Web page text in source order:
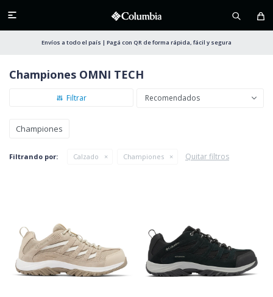

Envíos a todo el país | Pagá con QR de forma rápida, fácil y segura
Championes OMNI TECH
Recomendados
Championes
Filtrando por: Calzado Championes Quitar filtros